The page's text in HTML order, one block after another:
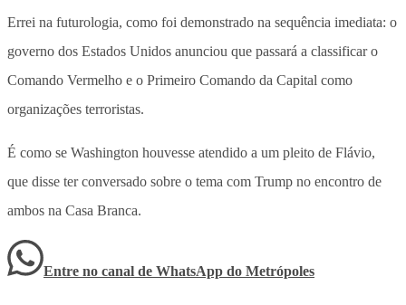
Errei na futurologia, como foi demonstrado na sequência imediata: o
governo dos Estados Unidos anunciou que passará a classificar o
Comando Vermelho e o Primeiro Comando da Capital como
organizações terroristas.
É como se Washington houvesse atendido a um pleito de Flávio,
que disse ter conversado sobre o tema com Trump no encontro de
ambos na Casa Branca.
Entre no canal de WhatsApp do Metrópoles